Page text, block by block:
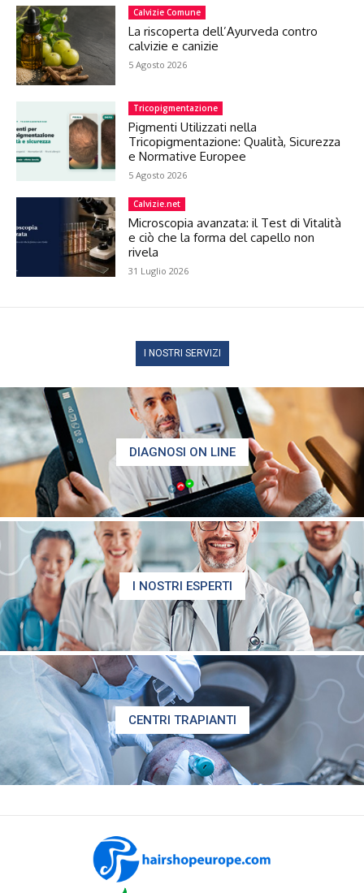
Calvizie Comune
La riscoperta dell’Ayurveda contro
calvizie e canizie
5 Agosto 2026
Tricopigmentazione
Pigmenti Utilizzati nella
Tricopigmentazione: Qualità, Sicurezza
e Normative Europee
5 Agosto 2026
Calvizie.net
Microscopia avanzata: il Test di Vitalità
e ciò che la forma del capello non
rivela
31 Luglio 2026
I NOSTRI SERVIZI
DIAGNOSI ON LINE
I NOSTRI ESPERTI
CENTRI TRAPIANTI